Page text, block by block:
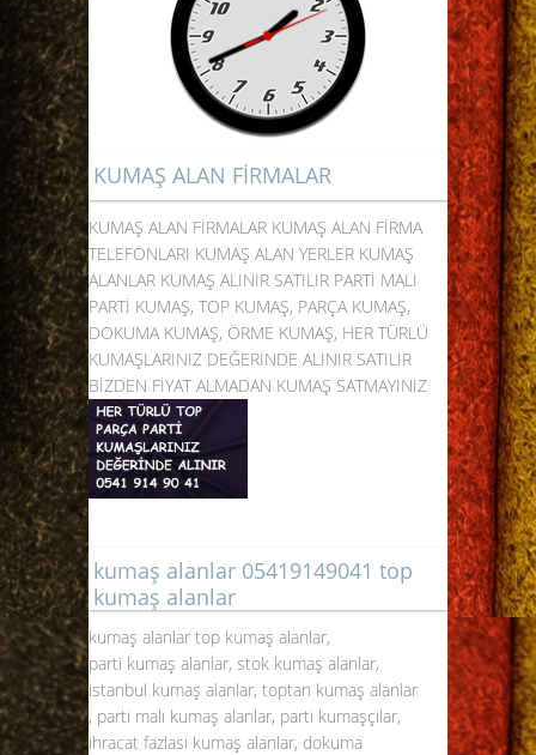
KUMAŞ ALAN FİRMALAR
KUMAŞ ALAN FİRMALAR KUMAŞ ALAN FİRMA
TELEFONLARI KUMAŞ ALAN YERLER KUMAŞ
ALANLAR KUMAŞ ALINIR SATILIR PARTİ MALI
PARTİ KUMAŞ, TOP KUMAŞ, PARÇA KUMAŞ,
DOKUMA KUMAŞ, ÖRME KUMAŞ, HER TÜRLÜ
KUMAŞLARINIZ DEĞERİNDE ALINIR SATILIR
BİZDEN FİYAT ALMADAN KUMAŞ SATMAYINIZ
kumaş alanlar 05419149041 top
kumaş alanlar
kumaş alanlar top kumaş alanlar,
parti kumaş alanlar, stok kumaş alanlar,
istanbul kumaş alanlar, toptan kumaş alanlar
, parti malı kumaş alanlar, parti kumaşçılar,
ihracat fazlası kumaş alanlar, dokuma